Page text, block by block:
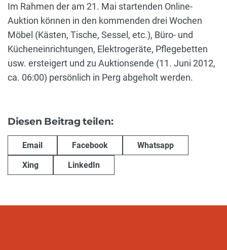
Im Rahmen der am 21. Mai startenden Online-
Auktion können in den kommenden drei Wochen
Möbel (Kästen, Tische, Sessel, etc.), Büro- und
Kücheneinrichtungen, Elektrogeräte, Pflegebetten
usw. ersteigert und zu Auktionsende (11. Juni 2012,
ca. 06:00) persönlich in Perg abgeholt werden.
Diesen Beitrag teilen:
Email Facebook Whatsapp
Xing LinkedIn